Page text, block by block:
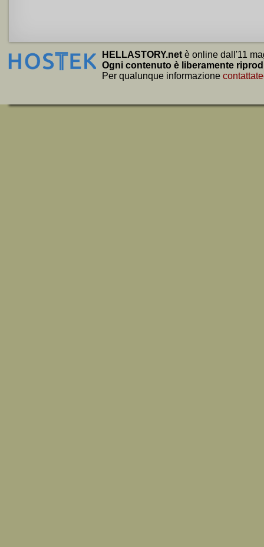
HELLASTORY.net è online dall'11
Ogni contenuto è liberamente
Per qualunque informazione